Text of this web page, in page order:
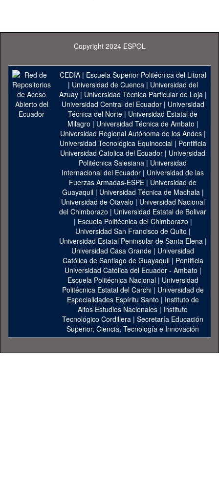
Copyright 2024 ESPOL
CEDIA| Escuela Superior Politécnica del Litoral
| Universidad de Cuenca| Universidad del
Azuay| Universidad Técnica Particular de Loja|
Universidad Central del Ecuador| Universidad
Técnica del Norte | Universidad Estatal de
Milagro | Universidad Técnica de Ambato |
Universidad Regional Autónoma de los Andes|
Universidad Tecnológica Equinoccial| Pontificia
Universidad Catolica del Ecuador | Universidad
Politécnica Salesiana | Universidad
Internacional del Ecuador | Universidad de las
Fuerzas Armadas-ESPE | Universidad de
Guayaquil| Universidad Técnica de Machala|
Universidad de Otavalo | Universidad Nacional
del Chimborazo | Universidad Estatal de Bolivar
| Escuela Politécnica del Chimborazo |
Universidad San Francisco de Quito |
Universidad Estatal Peninsular de Santa Elena|
Universidad Casa Grande | Universidad
Católica de Santiago de Guayaquil| Pontificia
Universidad Católica del Ecuador - Ambato |
Escuela Politécnica Nacional| Universidad
Politécnica Estatal del Carchi| Universidad de
Especialidades Espíritu Santo | Instituto de
Altos Estudios Nacionales | Instituto
Tecnológico Cordillera | Secretaría Educación
Superior, Ciencia, Tecnología e Innovación